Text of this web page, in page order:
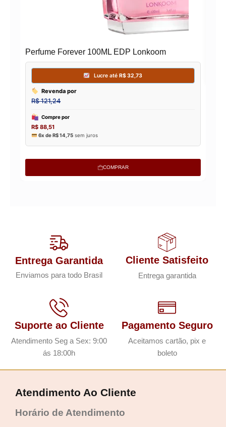
Perfume Forever 100ML EDP Lonkoom
COMPRAR
Entrega Garantida
Enviamos para todo Brasil
Cliente Satisfeito
Entrega garantida
Suporte ao Cliente
Atendimento Seg a Sex: 9:00
ás 18:00h
Pagamento Seguro
Aceitamos cartão, pix e
boleto
Atendimento Ao Cliente
Horário de Atendimento